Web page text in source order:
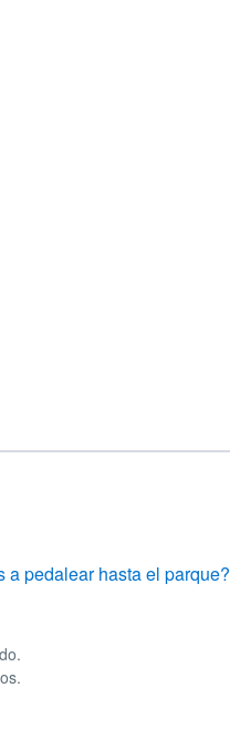
a pedalear hasta el parque?